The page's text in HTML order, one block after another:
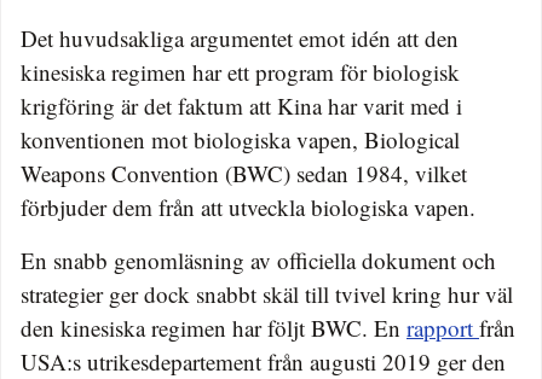
Det huvudsakliga argumentet emot idén att den
kinesiska regimen har ett program för biologisk
krigföring är det faktum att Kina har varit med i
konventionen mot biologiska vapen, Biological
Weapons Convention (BWC) sedan 1984, vilket
förbjuder dem från att utveckla biologiska vapen.
En snabb genomläsning av officiella dokument och
strategier ger dock snabbt skäl till tvivel kring hur väl
den kinesiska regimen har följt BWC. En rapport från
USA:s utrikesdepartement från augusti 2019 ger den